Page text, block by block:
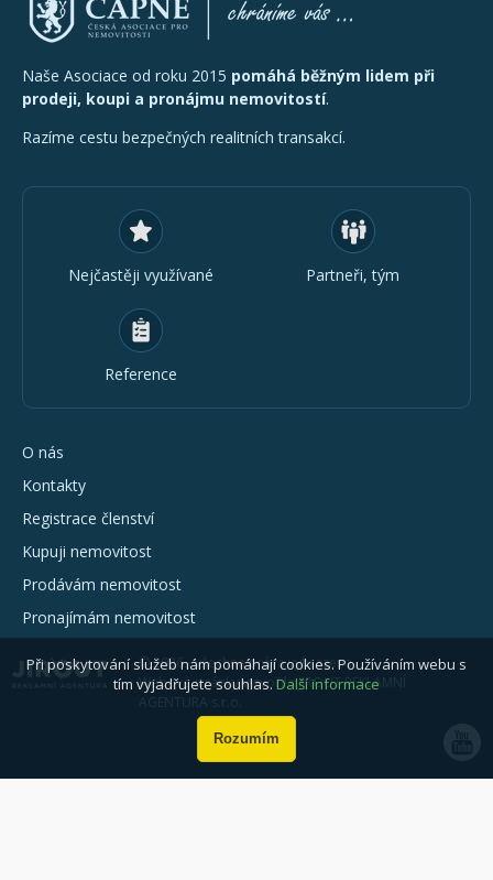
Naše Asociace od roku 2015 pomáhá běžným lidem při
prodeji, koupi a pronájmu nemovitostí.
Razíme cestu bezpečných realitních transakcí.
Nejčastěji využívané Partneři, tým
Reference
O nás
Kontakty
Registrace členství
Kupuji nemovitost
Prodávám nemovitost
Pronajímám nemovitost
© 2026 - všechna práva vyhrazena
Webové stránky vytvořila JIROUT REKLAMNÍ
Při poskytování služeb nám pomáhají cookies. Používáním webu s
tím vyjadřujete souhlas. Další informace
Rozumím